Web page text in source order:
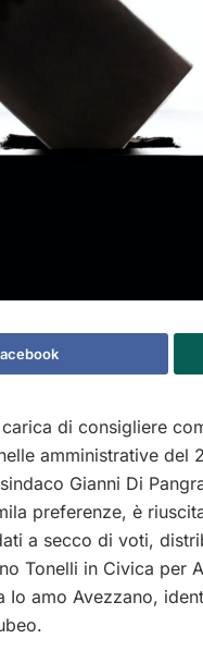
di consigliere
amministrative del
Gianni Di
preferenze, è
a secco di voti,
Tonelli in Civica per
amo Avezzano,